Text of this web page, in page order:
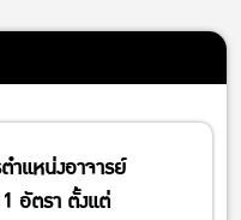
ำแหน่งอาจารย์
อัตรา ตั้งแต่